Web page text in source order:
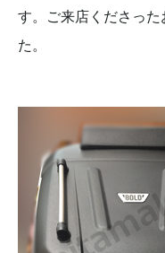
す。ご来店くださっ
た。